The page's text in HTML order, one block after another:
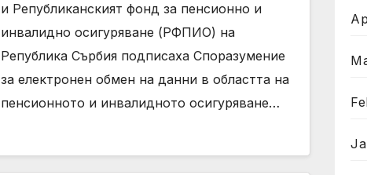
и Републиканският фонд за пенсионно и
инвалидно осигуряване (РФПИО) на
Република Сърбия подписаха Споразумение
за електронен обмен на данни в областта на
пенсионното и инвалидното осигуряване…